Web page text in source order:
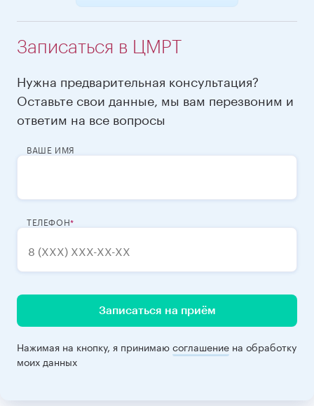
Записаться в ЦМРТ
Нужна предварительная консультация?
Оставьте свои данные, мы вам перезвоним и
ответим на все вопросы
ВАШЕ ИМЯ
ТЕЛЕФОН
Записаться на приём
Нажимая на кнопку, я принимаюсоглашение на обработку
моих данных